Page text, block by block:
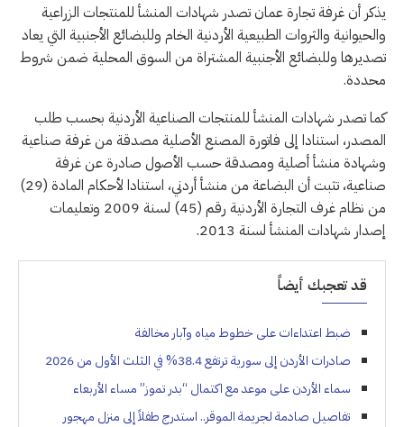
يذكر أن غرفة تجارة عمان تصدر شهادات المنشأ للمنتجات الزراعية
والحيوانية والثروات الطبيعية الأردنية الخام وللبضائع الأجنبية التي يعاد
تصديرها وللبضائع الأجنبية المشتراة من السوق المحلية ضمن شروط
محددة.
كما تصدر شهادات المنشأ للمنتجات الصناعية الأردنية بحسب طلب
المصدر، استنادا إلى فاتورة المصنع الأصلية مصدقة من غرفة صناعية
وشهادة منشأ أصلية ومصدقة حسب الأصول صادرة عن غرفة
صناعية، تثبت أن البضاعة من منشأ أردني، استنادا لأحكام المادة (29)
من نظام غرف التجارة الأردنية رقم (45) لسنة 2009 وتعليمات
إصدار شهادات المنشأ لسنة 2013.
قد تعجبك أيضاً
ضبط اعتداءات على خطوط مياه وآبار مخالفة
صادرات الأردن إلى سورية ترتفع 38.4% في الثلث الأول من 2026
سماء الأردن على موعد مع اكتمال “بدر تموز” مساء الأربعاء
تفاصيل صادمة لجريمة الموقر.. استدرج طفلاً إلى منزل مهجور